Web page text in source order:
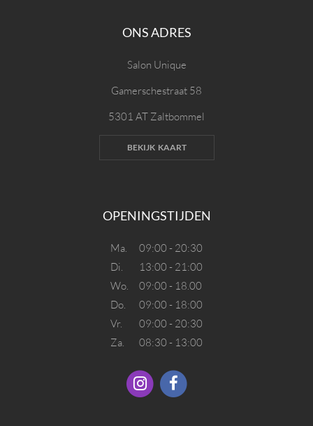
ONS ADRES
Salon Unique
Gamerschestraat 58
5301 AT Zaltbommel
BEKIJK KAART
OPENINGSTIJDEN
Ma.
09:00 - 20:30
Di.
13:00 - 21:00
Wo.
09:00 - 18.00
Do.
09:00 - 18:00
Vr.
09:00 - 20:30
Za.
08:30 - 13:00